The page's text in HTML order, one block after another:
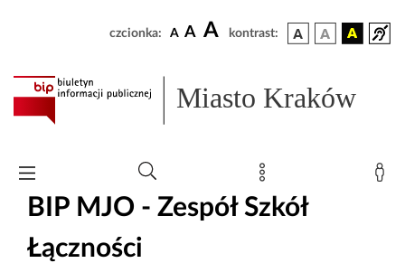
czcionka: A A A kontrast:
Miasto Kraków
BIP MJO - Zespół Szkół
Łączności